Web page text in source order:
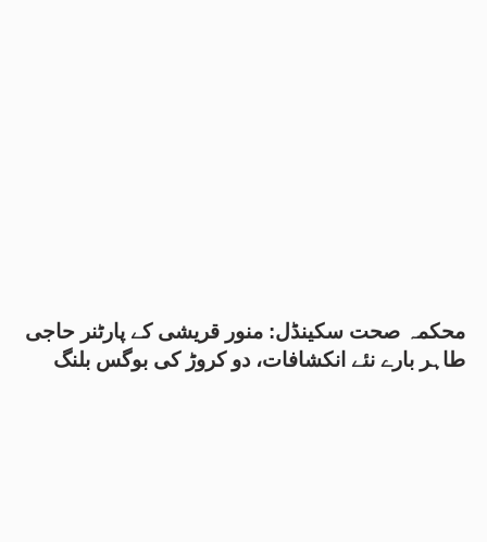
محکمہ صحت سکینڈل: منور قریشی کے پارٹنر حاجی
طاہر بارے نئے انکشافات، دو کروڑ کی بوگس بلنگ